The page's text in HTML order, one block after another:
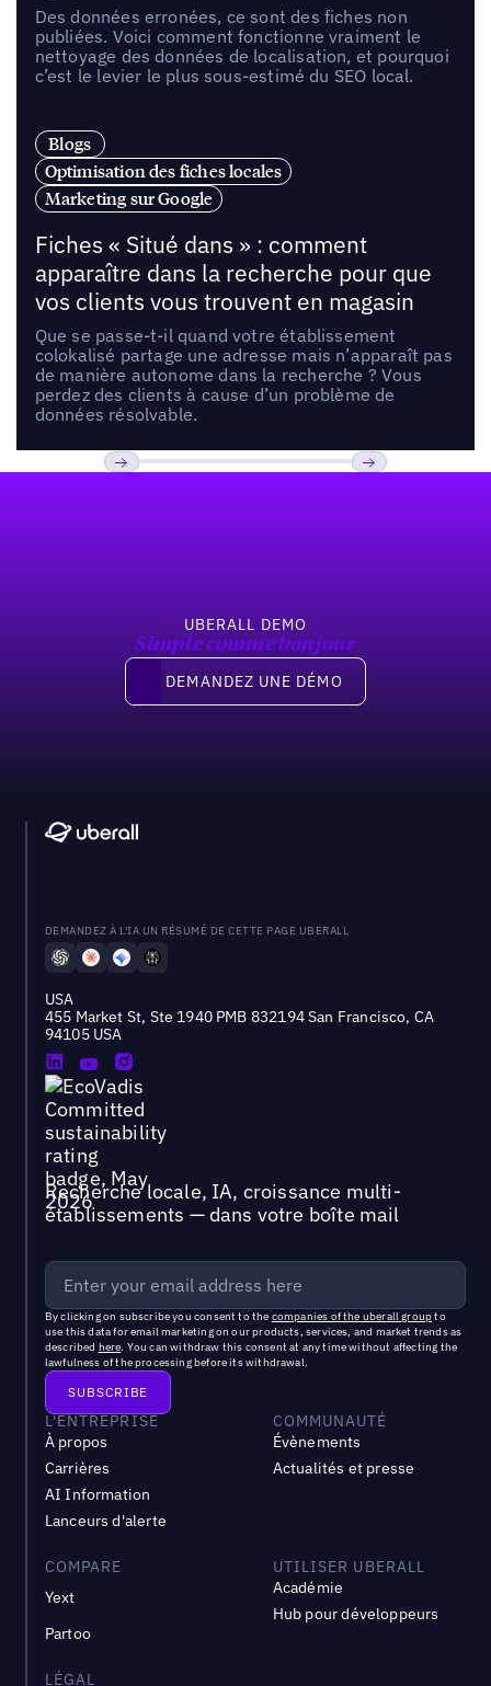
Des données erronées, ce sont des fiches non
publiées. Voici comment fonctionne vraiment le
nettoyage des données de localisation, et pourquoi
c’est le levier le plus sous-estimé du SEO local.
Blogs
Optimisation des fiches locales
Marketing sur Google
Fiches « Situé dans » : comment
apparaître dans la recherche pour que
vos clients vous trouvent en magasin
Que se passe-t-il quand votre établissement
colokalisé partage une adresse mais n’apparaît pas
de manière autonome dans la recherche ? Vous
perdez des clients à cause d’un problème de
données résolvable.
UBERALL DEMO
Simple comme bonjour
Demandez une démo
DEMANDEZ UNE DÉMO
DEMANDEZ À L'IA UN RÉSUMÉ DE CETTE PAGE UBERALL
USA
455 Market St, Ste 1940 PMB 832194 San Francisco, CA
94105 USA
Recherche locale, IA, croissance multi-
établissements — dans votre boîte mail
By clicking on subscribe you consent to the companies of the uberall groupto
use this data for email marketing on our products, services, and market trends as
described here. You can withdraw this consent at any time without affecting the
lawfulness of the processing before its withdrawal.
L'ENTREPRISE
À propos
Carrières
AI Information
Lanceurs d'alerte
COMMUNAUTÉ
Évènements
Actualités et presse
COMPARE
Yext
Partoo
UTILISER UBERALL
Académie
Hub pour développeurs
LÉGAL